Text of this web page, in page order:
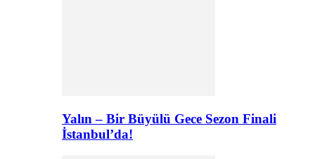
Yalın – Bir Büyülü Gece Sezon Finali
İstanbul’da!